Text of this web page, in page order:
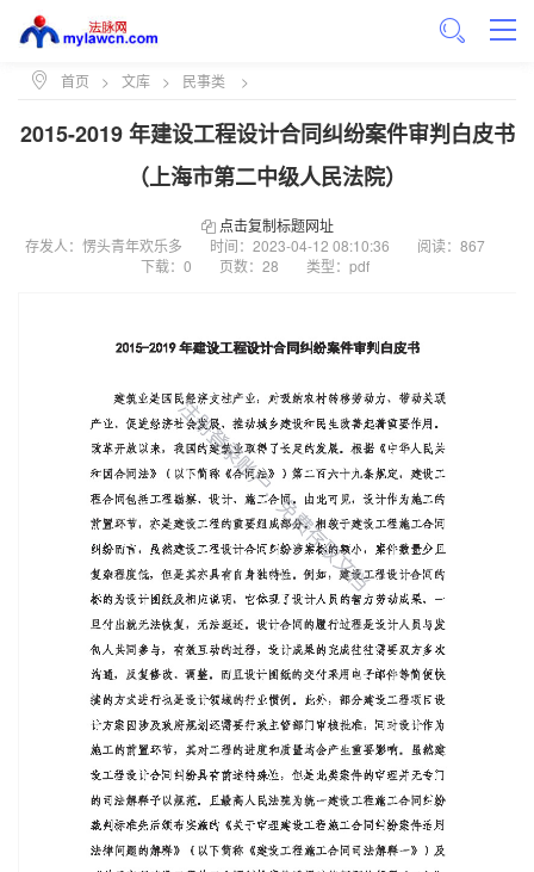
首页 > 文库 > 民事类 >
2015-2019 年建设工程设计合同纠纷案件审判白皮书
（上海市第二中级人民法院）
点击复制标题网址
存发人：愣头青年欢乐多
时间： 2023-04-12 08:10:36
阅读：867
下载：0
页数：28 类型：pdf